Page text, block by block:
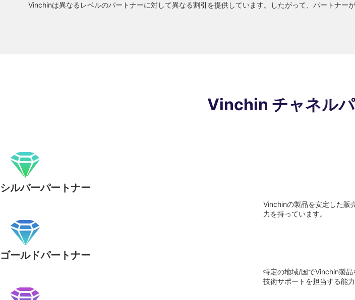
Vinchinは異なるレベルのパートナーに対して異なる割引を提供しています。したがって、パートナ
Vinchin チャネル
シルバーパートナー
Vinchinの製品を安定した販
力を持っています。
ゴールドパートナー
特定の地域/国でVinchin製
技術サポートを担当する能力